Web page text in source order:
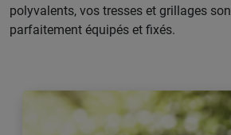
polyvalents, vos tresses et grillages
parfaitement équipés et fixés.